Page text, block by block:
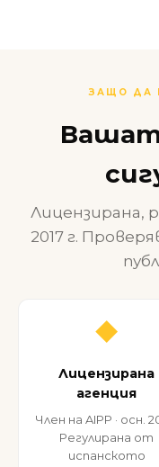
ЗАЩО ДА
Лицензирана,
2017 г.
◆
Лицензирана
агенция
Член на AIPP · осн.
Регулирана от
испанското